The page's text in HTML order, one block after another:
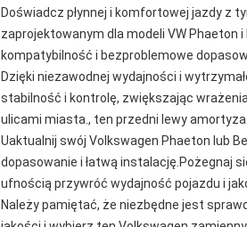
Doświadcz płynnej i komfortowej jazdy z
zaprojektowanym dla modeli VW Phaeton
kompatybilność i bezproblemowe
Dzięki niezawodnej wydajności i
stabilność i kontrolę, zwiększając
ulicami miasta., ten przedni lewy
Uaktualnij swój Volkswagen Phaeton lub
dopasowanie i łatwą instalację.Pożegnaj
ufnością przywróć wydajność pojazdu i
Należy pamiętać, że niezbędne jest